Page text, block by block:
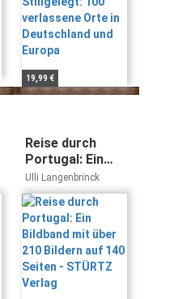
19,99 €
Reise durch
Portugal: Ein
Bildband mit
über 210 Bildern
auf 140 Seiten -
STÜRTZ Verlag
Ulli Langenbrinck